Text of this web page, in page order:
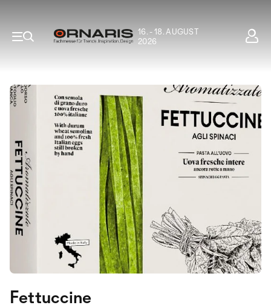
16. - 18. AUGUST
2026
Fettuccine